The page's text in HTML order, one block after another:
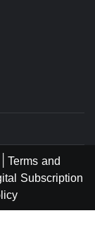
Terms and
Subscription